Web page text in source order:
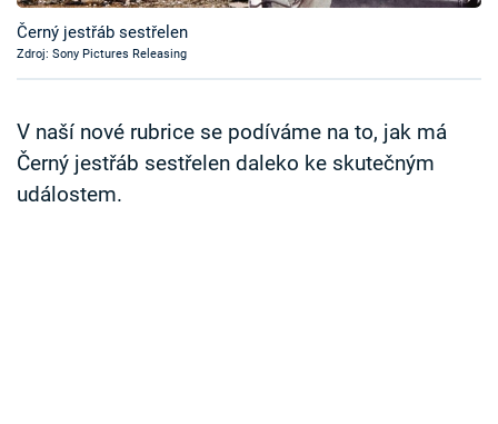
Přihlášení
Černý jestřáb sestřelen
Zdroj: Sony Pictures Releasing
V naší nové rubrice se podíváme na to, jak má
Černý jestřáb sestřelen daleko ke skutečným
událostem.